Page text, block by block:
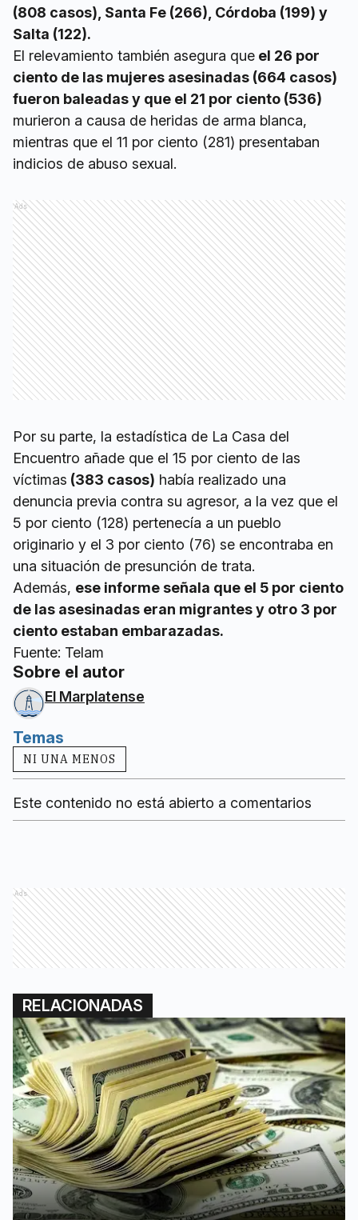
(808 casos), Santa Fe (266), Córdoba (199) y
Salta (122).
El relevamiento también asegura que el 26 por
ciento de las mujeres asesinadas (664 casos)
fueron baleadas y que el 21 por ciento (536)
murieron a causa de heridas de arma blanca,
mientras que el 11 por ciento (281) presentaban
indicios de abuso sexual.
Ads
Por su parte, la estadística de La Casa del
Encuentro añade que el 15 por ciento de las
víctimas (383 casos) había realizado una
denuncia previa contra su agresor, a la vez que el
5 por ciento (128) pertenecía a un pueblo
originario y el 3 por ciento (76) se encontraba en
una situación de presunción de trata.
Además, ese informe señala que el 5 por ciento
de las asesinadas eran migrantes y otro 3 por
ciento estaban embarazadas.
Fuente: Telam
Sobre el autor
El Marplatense
Temas
NI UNA MENOS
Este contenido no está abierto a comentarios
Ads
RELACIONADAS